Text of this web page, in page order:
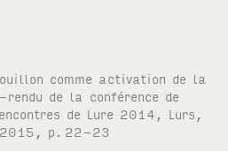
comme activation de la
de la conférence de
de Lure 2014, Lurs,
p.
22-23